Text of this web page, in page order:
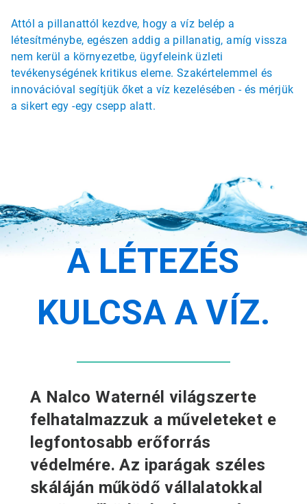
Attól a pillanattól kezdve, hogy a víz belép a
létesítménybe, egészen addig a pillanatig, amíg vissza
nem kerül a környezetbe, ügyfeleink üzleti
tevékenységének kritikus eleme. Szakértelemmel és
innovációval segítjük őket a víz kezelésében - és mérjük
a sikert egy -egy csepp alatt.
A LÉTEZÉS
KULCSA A VÍZ.
A Nalco Waternél világszerte
felhatalmazzuk a műveleteket e
legfontosabb erőforrás
védelmére. Az iparágak széles
skáláján működő vállalatokkal